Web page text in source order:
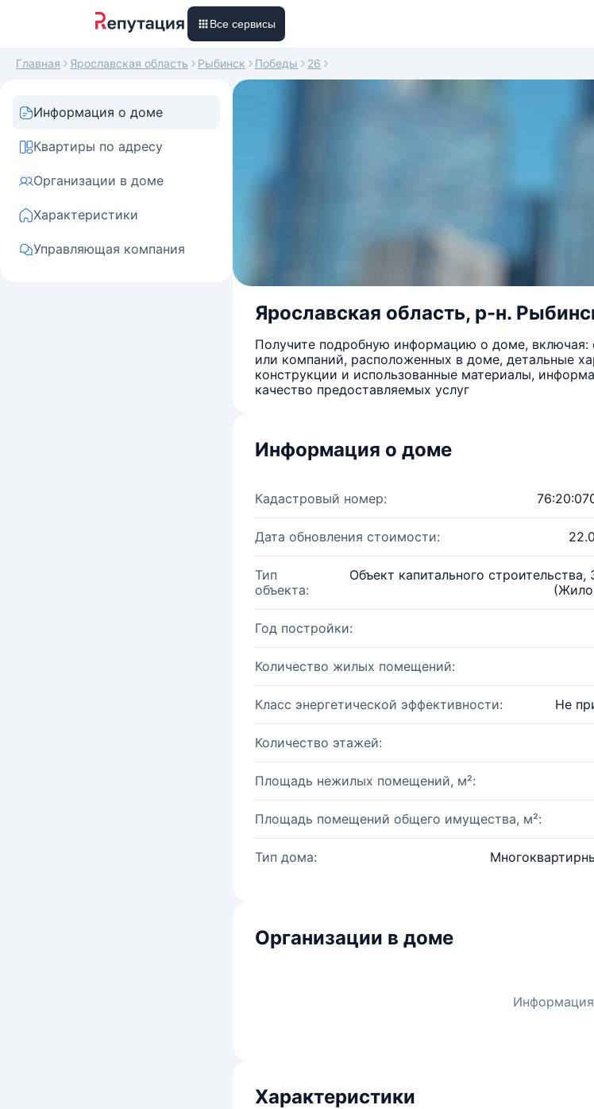
Все сервисы
Главная Ярославская область Рыбинск Победы 26
Информация о доме
Квартиры по адресу
Организации в доме
Характеристики
Управляющая компания
Ярославская область, р-н.
Получите подробную информацию о доме, включая:
или компаний, расположенных в доме, детальные
конструкции и использованные материалы,
качество предоставляемых услуг
Информация о доме
Кадастровый номер:
Дата обновления стоимости:
Тип
объекта:
Объект капитального строительства,
Год постройки:
Количество жилых помещений:
Класс энергетической эффективности: Не
Количество этажей:
Площадь нежилых помещений, м²:
Площадь помещений общего имущества, м²:
Тип дома:
Организации в доме
Информация
Характеристики